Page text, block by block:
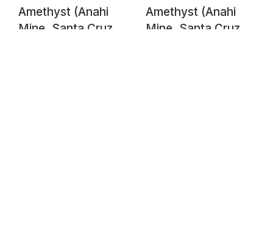
Amethyst (Anahi
Mine, Santa Cruz,
Amethyst (Anahi
Mine, Santa Cruz,